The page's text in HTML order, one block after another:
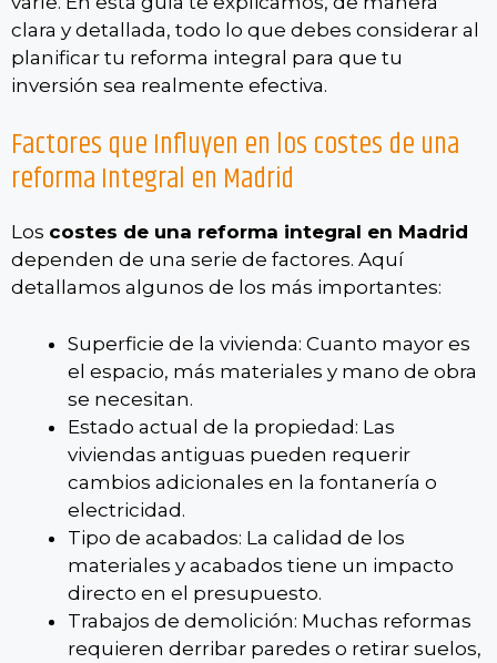
clara y detallada, todo lo que debes considerar al
planificar tu reforma integral para que tu
inversión sea realmente efectiva.
Factores que Influyen en los costes de una
reforma Integral en Madrid
Los costes de una reforma integral en Madrid
dependen de una serie de factores. Aquí
detallamos algunos de los más importantes:
Superficie de la vivienda: Cuanto mayor es
el espacio, más materiales y mano de obra
se necesitan.
Estado actual de la propiedad: Las
viviendas antiguas pueden requerir
cambios adicionales en la fontanería o
electricidad.
Tipo de acabados: La calidad de los
materiales y acabados tiene un impacto
directo en el presupuesto.
Trabajos de demolición: Muchas reformas
requieren derribar paredes o retirar suelos,